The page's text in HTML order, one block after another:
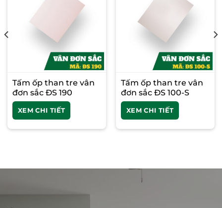
Tấm ốp than tre vân
đơn sắc ĐS 190
XEM CHI TIẾT
Tấm ốp than tre vân
đơn sắc ĐS 100-S
XEM CHI TIẾT